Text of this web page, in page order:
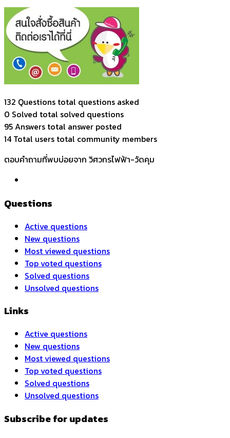
132 Questions total questions asked
0 Solved total solved questions
95 Answers total answer posted
14 Total users total community members
ตอบคำถามที่พบบ่อยจาก วิศวกรไฟฟ้า-วัดคุม
Questions
Active questions
New questions
Most viewed questions
Top voted questions
Solved questions
Unsolved questions
Links
Active questions
New questions
Most viewed questions
Top voted questions
Solved questions
Unsolved questions
Subscribe for updates